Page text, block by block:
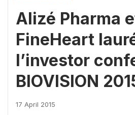
Alizé Pharma
FineHeart
l’investor
BIOVISION
17 April 2015